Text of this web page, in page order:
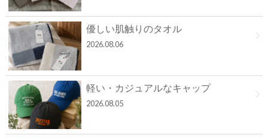
優しい肌触りのタオル
2026.08.06
軽い・カジュアルなキャップ
2026.08.05